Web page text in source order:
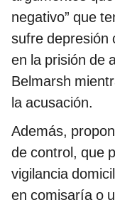
negativo” que
sufre depresión
en la prisión de
Belmarsh
la acusación.
Además,
de control, que
vigilancia
en comisaría o